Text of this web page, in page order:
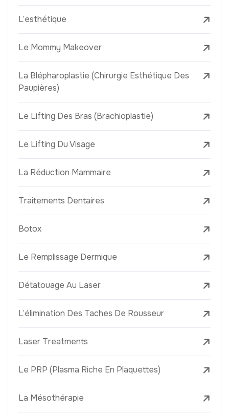
L’esthétique
Le Mommy Makeover
La Blépharoplastie (Chirurgie Esthétique Des
Paupières)
Le Lifting Des Bras (Brachioplastie)
Le Lifting Du Visage
La Réduction Mammaire
Traitements Dentaires
Botox
Le Remplissage Dermique
Détatouage Au Laser
L’élimination Des Taches De Rousseur
Laser Treatments
Le PRP (Plasma Riche En Plaquettes)
La Mésothérapie